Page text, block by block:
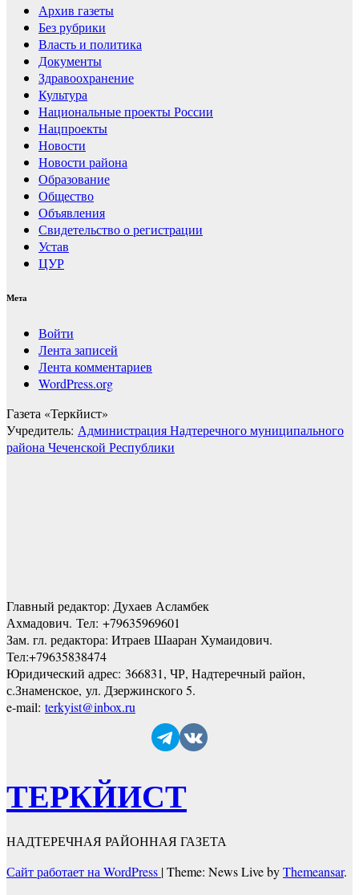
Архив газеты
Без рубрики
Власть и политика
Документы
Здравоохранение
Культура
Национальные проекты России
Нацпроекты
Новости
Новости района
Образование
Общество
Объявления
Свидетельство о регистрации
Устав
ЦУР
Мета
Войти
Лента записей
Лента комментариев
WordPress.org
Газета «Теркйист»
Учредитель: Администрация Надтеречного муниципального
района Чеченской Республики
Главный редактор: Духаев Асламбек
Ахмадович. Тел: +79635969601
Зам. гл. редактора: Итраев Шааран Хумаидович.
Тел:+79635838474
Юридический адрес: 366831, ЧР, Надтеречный район,
с.Знаменское, ул. Дзержинского 5.
e-mail: terkyist@inbox.ru
ТЕРКЙИСТ
НАДТЕРЕЧНАЯ РАЙОННАЯ ГАЗЕТА
Сайт работает на WordPress |Theme: News Live byThemeansar.